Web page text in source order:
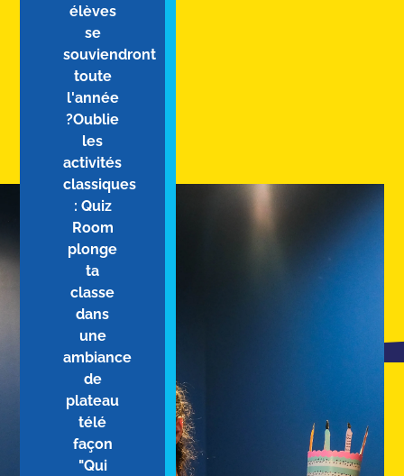
élèves
se
souviendront
toute
l'année
?Oublie
les
activités
classiques
: Quiz
Room
plonge
ta
classe
dans
une
ambiance
de
plateau
télé
façon
"Qui